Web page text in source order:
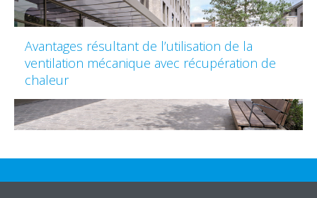
Avantages résultant de l’utilisation de la
ventilation mécanique avec récupération de
chaleur